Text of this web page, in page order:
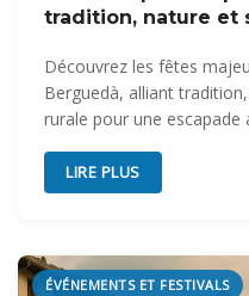
tradition, nature et
Découvrez les fêtes
Berguedà, alliant
rurale pour une escapade
LIRE PLUS
ÉVÉNEMENTS ET FESTIVALS